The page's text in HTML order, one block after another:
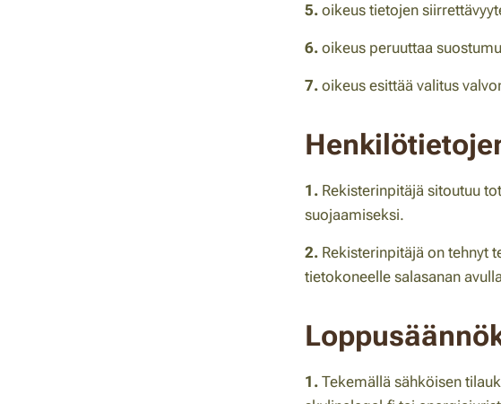
5. oikeus tietojen
6. oikeus peruuttaa
7. oikeus esittää valitus
1. Rekisterinpitäjä sitoutuu
suojaamiseksi.
2. Rekisterinpitäjä on tehnyt
tietokoneelle salasanan
1. Tekemällä sähköisen